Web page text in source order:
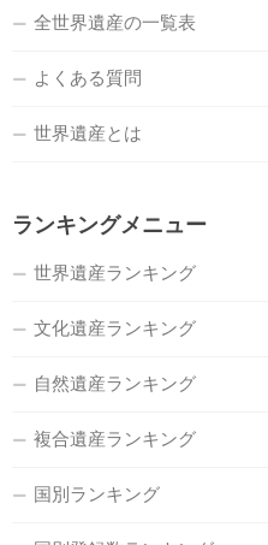
全世界遺産の一覧表
よくある質問
世界遺産とは
ランキングメニュー
世界遺産ランキング
文化遺産ランキング
自然遺産ランキング
複合遺産ランキング
国別ランキング